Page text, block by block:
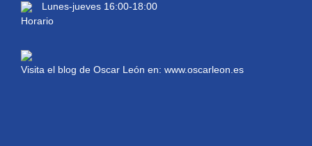
Lunes-jueves 16:00-18:00
Visita el blog de Oscar León en: www.oscarleon.es